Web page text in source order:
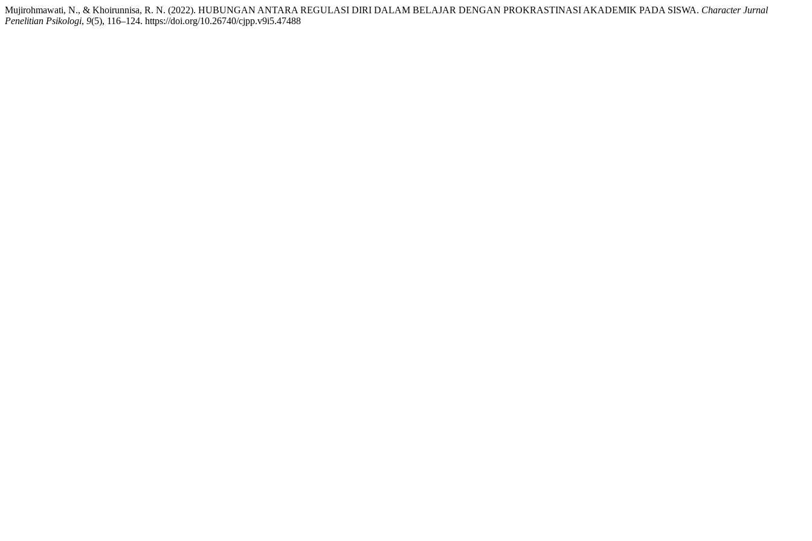
Mujirohmawati, N., & Khoirunnisa, R. N. (2022). HUBUNGAN ANTARA REGULASI DIRI DALAM BELAJAR DENGAN PROKRASTINASI AKADEMIK PADA SISWA. Character Jurnal
Penelitian Psikologi, 9(5), 116–124. https://doi.org/10.26740/cjpp.v9i5.47488